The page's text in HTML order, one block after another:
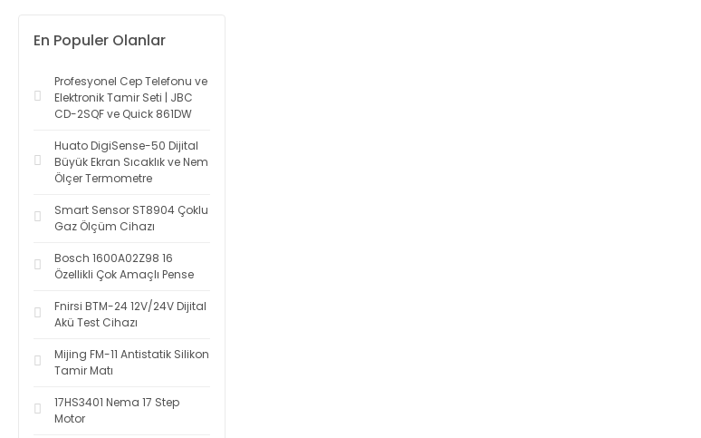
En Populer Olanlar
Profesyonel Cep Telefonu ve
Elektronik Tamir Seti | JBC
CD-2SQF ve Quick 861DW
Huato DigiSense-50 Dijital
Büyük Ekran Sıcaklık ve Nem
Ölçer Termometre
Smart Sensor ST8904 Çoklu
Gaz Ölçüm Cihazı
Bosch 1600A02Z98 16
Özellikli Çok Amaçlı Pense
Fnirsi BTM-24 12V/24V Dijital
Akü Test Cihazı
Mijing FM-11 Antistatik Silikon
Tamir Matı
17HS3401 Nema 17 Step
Motor